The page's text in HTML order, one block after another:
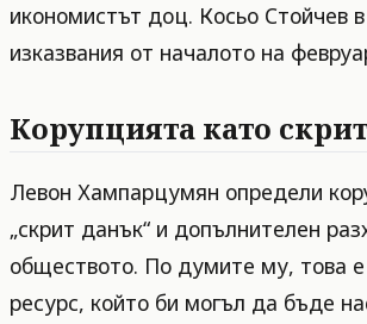
икономистът доц. Косьо Стойчев
изказвания от началото на
Корупцията като
Левон Хампарцумян определи
„скрит данък“ и допълнителен
обществото. По думите му, това е
ресурс, който би могъл да бъде